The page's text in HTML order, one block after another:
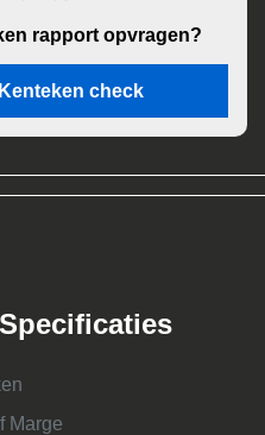
rapport opvragen?
Kenteken check
Specificaties
Marge